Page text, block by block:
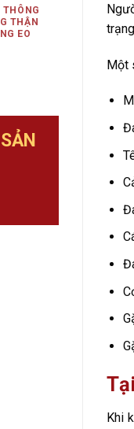
THẬN
EO
Một
Khi